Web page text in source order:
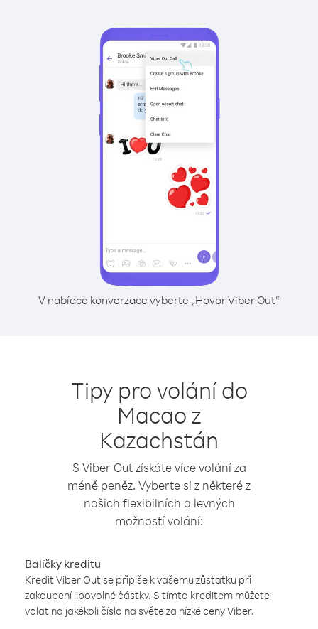
V nabídce konverzace vyberte „Hovor Viber Out“
Tipy pro volání do
Macao z
Kazachstán
S Viber Out získáte více volání za
méně peněz. Vyberte si z některé z
našich flexibilních a levných
možností volání:
Balíčky kreditu
Kredit Viber Out se připíše k vašemu zůstatku při
zakoupení libovolné částky. S tímto kreditem můžete
volat na jakékoli číslo na světe za nízké ceny Viber.